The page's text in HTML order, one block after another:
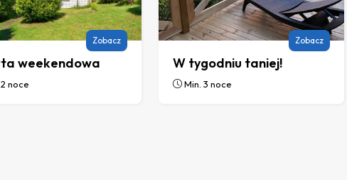
weekendowa
noce
Zobacz
W tygodniu taniej!
Min. 3 noce
Zobacz